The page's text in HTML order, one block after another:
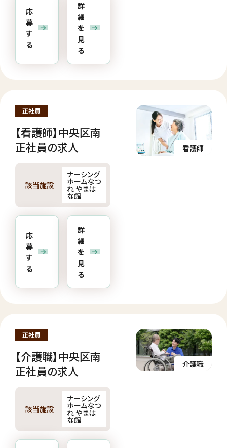
応
募
す
る
詳
細
を
見
る
正社員
【看護師】中央区南
正社員の求人
該当施設
ナーシング
ホームなつ
れ やまは
な館
応
募
す
る
詳
細
を
見
る
看護師
正社員
【介護職】中央区南
正社員の求人
該当施設
ナーシング
ホームなつ
れ やまは
な館
介護職